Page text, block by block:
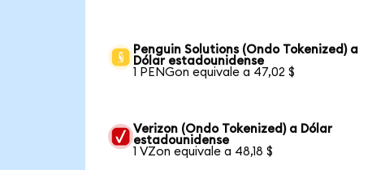
Penguin Solutions (Ondo Tokenized) a
Dólar estadounidense
1 PENGon equivale a 47,02 $
Verizon (Ondo Tokenized) a Dólar
estadounidense
1 VZon equivale a 48,18 $